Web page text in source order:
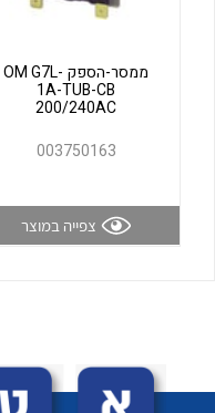
ממסר-הספק OM G7L-
1A-TUB-CB
200/240AC
003750163
צפייה במוצר